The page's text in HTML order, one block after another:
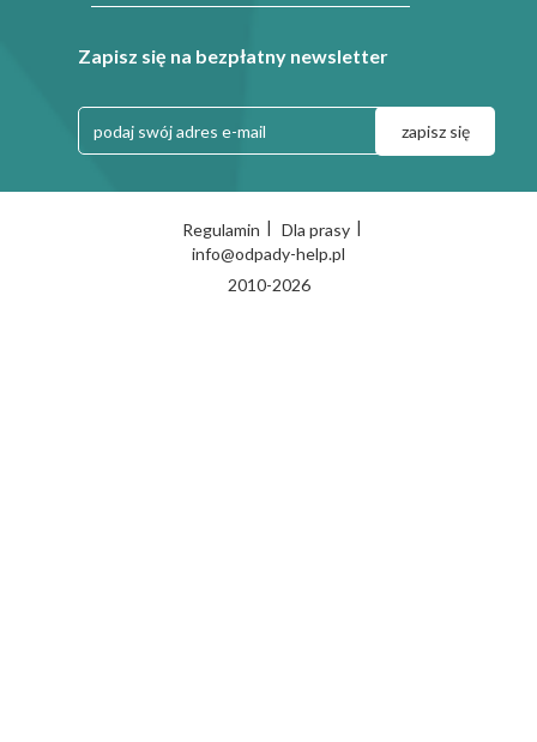
Zapisz się na bezpłatny newsletter
Regulamin | Dla prasy |
info@odpady-help.pl
2010-2026